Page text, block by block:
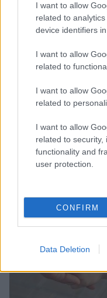
I want to allow
related to
device identifiers in
I want to allow
related to
I want to allow
related to
I want to allow
related to security,
functionality and
user protection.
CONFIRM
Data Deletion
Devās
jaunas
dienām